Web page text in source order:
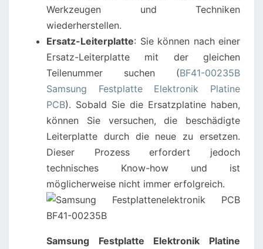
Werkzeugen und Techniken
wiederherstellen.
Ersatz-Leiterplatte: Sie können nach einer
Ersatz-Leiterplatte mit der gleichen
Teilenummer suchen (BF41-00235B
Samsung Festplatte Elektronik Platine
PCB). Sobald Sie die Ersatzplatine haben,
können Sie versuchen, die beschädigte
Leiterplatte durch die neue zu ersetzen.
Dieser Prozess erfordert jedoch
technisches Know-how und ist
möglicherweise nicht immer erfolgreich.
Samsung Festplatte Elektronik Platine